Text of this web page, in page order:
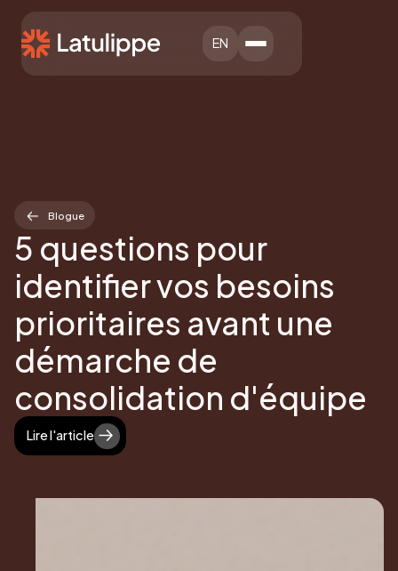
EN
Blogue
5 questions pour
identifier vos besoins
prioritaires avant une
démarche de
consolidation d'équipe
Lire l'article